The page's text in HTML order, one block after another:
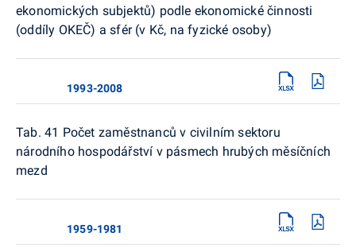
ekonomických subjektů) podle ekonomické činnosti
(oddíly OKEČ) a sfér (v Kč, na fyzické osoby)
1993-2008
Tab. 41 Počet zaměstnanců v civilním sektoru
národního hospodářství v pásmech hrubých měsíčních
mezd
1959-1981